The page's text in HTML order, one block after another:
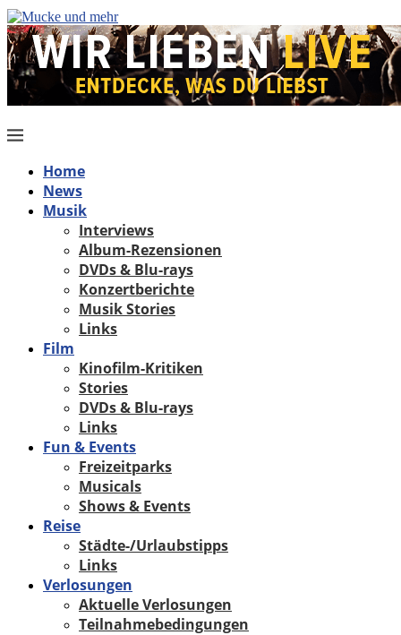
Home
News
Musik
Interviews
Album-Rezensionen
DVDs & Blu-rays
Konzertberichte
Musik Stories
Links
Film
Kinofilm-Kritiken
Stories
DVDs & Blu-rays
Links
Fun & Events
Freizeitparks
Musicals
Shows & Events
Reise
Städte-/Urlaubstipps
Links
Verlosungen
Aktuelle Verlosungen
Teilnahmebedingungen